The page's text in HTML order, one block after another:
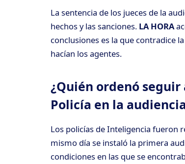
La sentencia de los jueces de la
hechos y las sanciones. LA HORA
conclusiones es la que contradice
hacían los agentes.
¿Quién ordenó
Policía en la
Los policías de Inteligencia fueron
mismo día se instaló la primera
condiciones en las que se